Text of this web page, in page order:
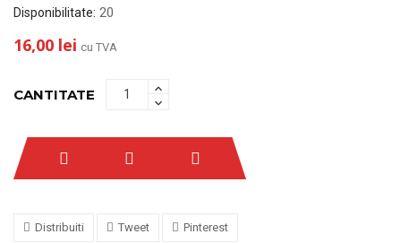
Disponibilitate: 20
16,00 lei cu TVA
CANTITATE
Distribuiti Tweet Pinterest